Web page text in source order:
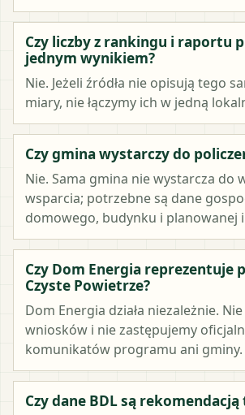
Czy liczby z rankingu i raportu
jednym wynikiem?
Nie. Jeżeli źródła nie opisują tego
miary, nie łączymy ich w jedną
Czy gmina wystarczy do
Nie. Sama gmina nie wystarcza do
wsparcia; potrzebne są dane
domowego, budynku i planowanej
Czy Dom Energia reprezentuje
Czyste Powietrze?
Dom Energia działa niezależnie.
wniosków i nie zastępujemy
komunikatów programu ani gminy.
Czy dane BDL są